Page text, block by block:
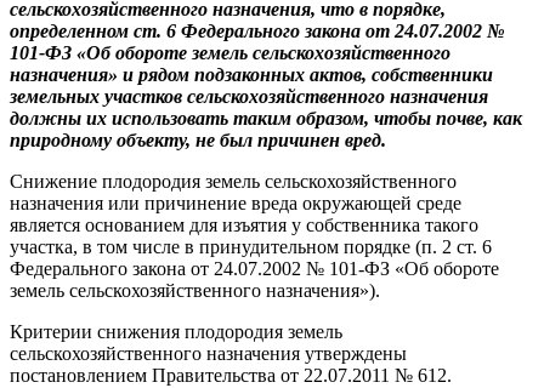
сельскохозяйственного назначения, что в порядке,
определенном ст. 6 Федерального закона от 24.07.2002 №
101-ФЗ «Об обороте земель сельскохозяйственного
назначения» и рядом подзаконных актов, собственники
земельных участков сельскохозяйственного назначения
должны их использовать таким образом, чтобы почве, как
природному объекту, не был причинен вред.
Снижение плодородия земель сельскохозяйственного
назначения или причинение вреда окружающей среде
является основанием для изъятия у собственника такого
участка, в том числе в принудительном порядке (п. 2 ст. 6
Федерального закона от 24.07.2002 № 101-ФЗ «Об обороте
земель сельскохозяйственного назначения»).
Критерии снижения плодородия земель
сельскохозяйственного назначения утверждены
постановлением Правительства от 22.07.2011 № 612.